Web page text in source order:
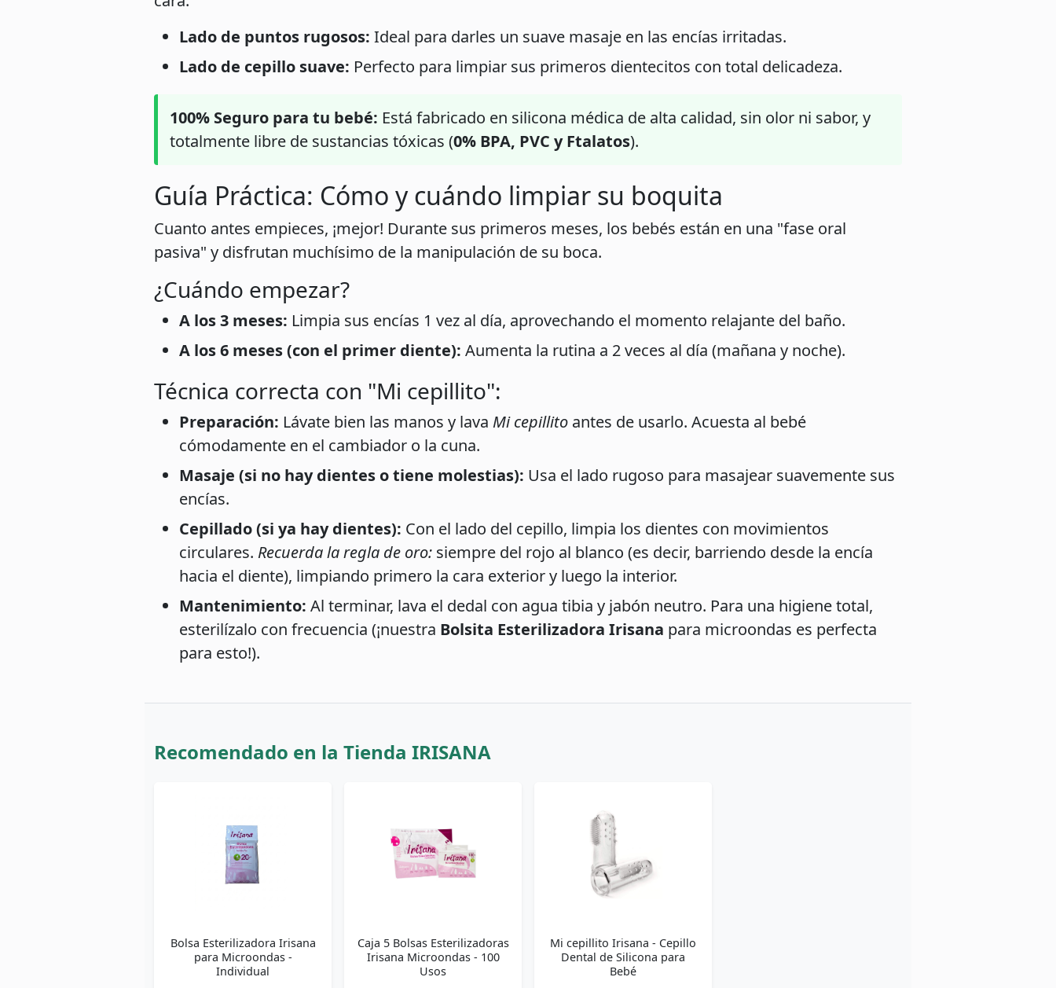
Lado de puntos rugosos: Ideal para darles un suave masaje en las encías irritadas.
Lado de cepillo suave: Perfecto para limpiar sus primeros dientecitos con total delicadeza.
100% Seguro para tu bebé: Está fabricado en silicona médica de alta calidad, sin olor ni sabor, y
totalmente libre de sustancias tóxicas (0% BPA, PVC y Ftalatos).
Guía Práctica: Cómo y cuándo limpiar su boquita
Cuanto antes empieces, ¡mejor! Durante sus primeros meses, los bebés están en una "fase oral
pasiva" y disfrutan muchísimo de la manipulación de su boca.
¿Cuándo empezar?
A los 3 meses: Limpia sus encías 1 vez al día, aprovechando el momento relajante del baño.
A los 6 meses (con el primer diente): Aumenta la rutina a 2 veces al día (mañana y noche).
Técnica correcta con "Mi cepillito":
Preparación: Lávate bien las manos y lava Mi cepillito antes de usarlo. Acuesta al bebé
cómodamente en el cambiador o la cuna.
Masaje (si no hay dientes o tiene molestias): Usa el lado rugoso para masajear suavemente sus
encías.
Cepillado (si ya hay dientes): Con el lado del cepillo, limpia los dientes con movimientos
circulares. Recuerda la regla de oro: siempre del rojo al blanco (es decir, barriendo desde la encía
hacia el diente), limpiando primero la cara exterior y luego la interior.
Mantenimiento: Al terminar, lava el dedal con agua tibia y jabón neutro. Para una higiene total,
esterilízalo con frecuencia (¡nuestra Bolsita Esterilizadora Irisana para microondas es perfecta
para esto!).
Recomendado en la Tienda IRISANA
Bolsa Esterilizadora Irisana
para Microondas -
Individual
Caja 5 Bolsas Esterilizadoras
Irisana Microondas - 100
Usos
Mi cepillito Irisana - Cepillo
Dental de Silicona para
Bebé